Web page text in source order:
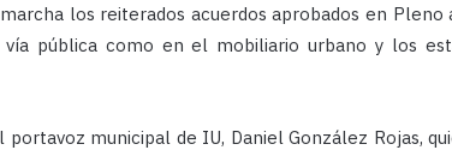
los reiterados acuerdos aprobados en
pública como en el mobiliario urbano y los
municipal de IU, Daniel González Rojas,